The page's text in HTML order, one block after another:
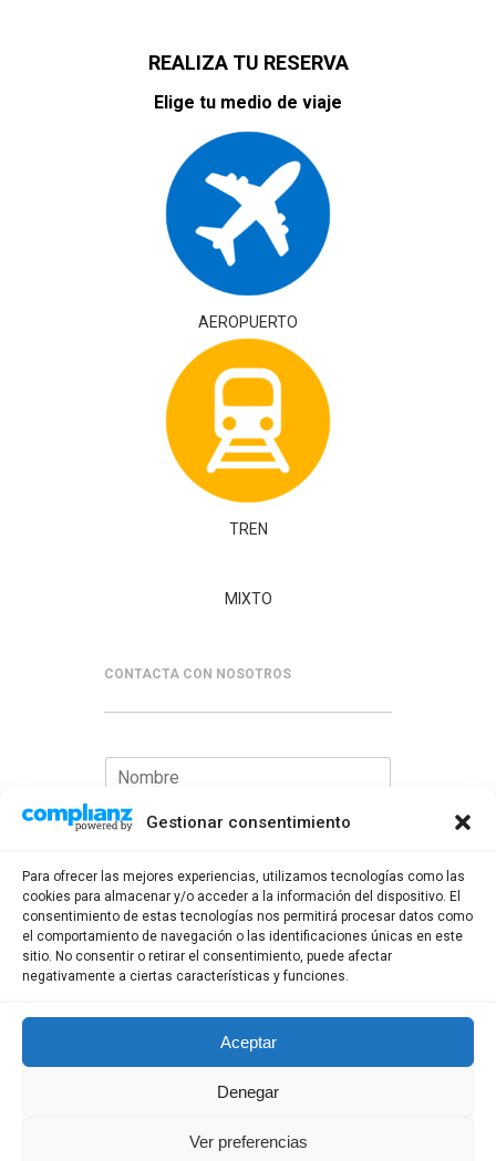
Gestionar consentimiento
Para ofrecer las mejores experiencias, utilizamos tecnologías como las
cookies para almacenar y/o acceder a la información del dispositivo. El
consentimiento de estas tecnologías nos permitirá procesar datos como
el comportamiento de navegación o las identificaciones únicas en este
sitio. No consentir o retirar el consentimiento, puede afectar
negativamente a ciertas características y funciones.
Aceptar
Denegar
Ver preferencias
REALIZA TU RESERVA
Elige tu medio de viaje
AEROPUERTO
TREN
MIXTO
CONTACTA CON NOSOTROS